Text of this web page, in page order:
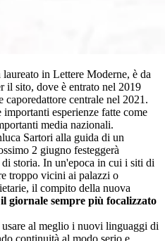
in Lettere Moderne, è da
il sito, dove è entrato nel 2019
centrale nel 2021.
esperienze fatte come
media nazionali.
Sartori alla guida di un
2 giugno festeggerà
storia. In un'epoca in cui i siti di
troppo vicini ai palazzi o
il compito della nuova
giornale sempre più focalizzato
al meglio i nuovi linguaggi di